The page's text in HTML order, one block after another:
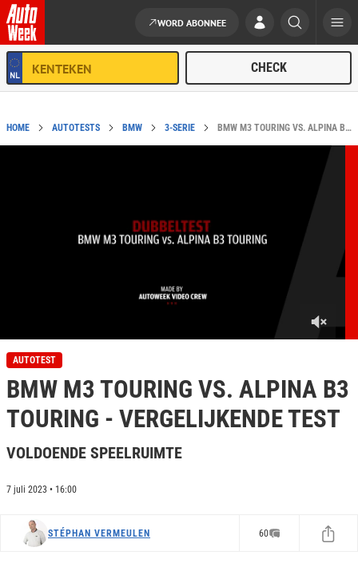
Ga naar de inhoud
WORD ABONNEE
HOME AUTOTESTS BMW 3-SERIE BMW M3 TOURING VS. ALPINA B3 TOURING - VERGELIJKENDE TEST
AUTOTEST
BMW M3 TOURING VS. ALPINA B3
TOURING - VERGELIJKENDE TEST
VOLDOENDE SPEELRUIMTE
7 juli 2023 • 16:00
STÉPHAN VERMEULEN 60